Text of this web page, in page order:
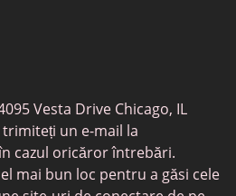
Vesta Drive Chicago, IL
trimiteți un e-mail la
cazul oricăror întrebări.
mai bun loc pentru a găsi cele